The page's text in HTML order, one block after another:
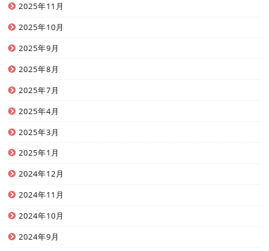
2025年11月
2025年10月
2025年9月
2025年8月
2025年7月
2025年4月
2025年3月
2025年1月
2024年12月
2024年11月
2024年10月
2024年9月